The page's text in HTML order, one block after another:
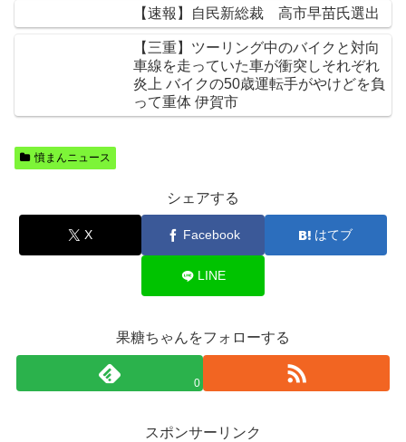
【速報】自民新総裁 高市早苗氏選出
【三重】ツーリング中のバイクと対向
車線を走っていた車が衝突しそれぞれ
炎上 バイクの50歳運転手がやけどを負
って重体 伊賀市
憤まんニュース
シェアする
X Facebook はてブ
LINE
果糖ちゃんをフォローする
0
スポンサーリンク